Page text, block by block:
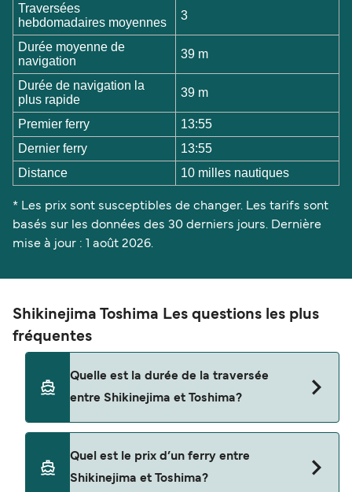
Traversées
hebdomadaires moyennes
3
Durée moyenne de
navigation
39 m
Durée de navigation la
plus rapide
39 m
Premier ferry
13:55
Dernier ferry
13:55
Distance
10 milles nautiques
* Les prix sont susceptibles de changer. Les tarifs sont
basés sur les données des 30 derniers jours. Dernière
mise à jour : 1 août 2026.
Shikinejima Toshima Les questions les plus
fréquentes
Quelle est la durée de la traversée
entre Shikinejima et Toshima?
est d'environ 39 minutes. La durée des traversées
peut varier d'une saison à l'autre. Nous vous
Quel est le prix d’un ferry entre
Shikinejima et Toshima?